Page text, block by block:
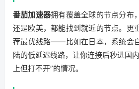
番茄加速器拥有覆盖全球的节点分布
还是欧美，都能找到就近的节点。更
荐最优线路——比如在日本，系统会
陆的低延迟线路，让你连接后秒进国
上但打不开”的情况。